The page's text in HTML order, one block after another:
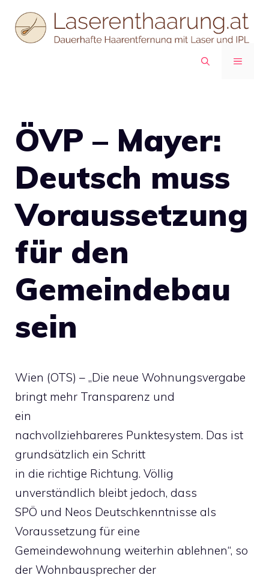
Inhalt
springen
MENÜ
ÖVP – Mayer:
Deutsch muss
Voraussetzung
für den
Gemeindebau
sein
Wien (OTS) – „Die neue Wohnungsvergabe
bringt mehr Transparenz und
ein
nachvollziehbareres Punktesystem. Das ist
grundsätzlich ein Schritt
in die richtige Richtung. Völlig
unverständlich bleibt jedoch, dass
SPÖ und Neos Deutschkenntnisse als
Voraussetzung für eine
Gemeindewohnung weiterhin ablehnen“, so
der Wohnbausprecher der